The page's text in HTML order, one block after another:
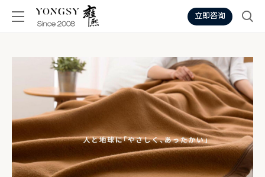
立即咨询